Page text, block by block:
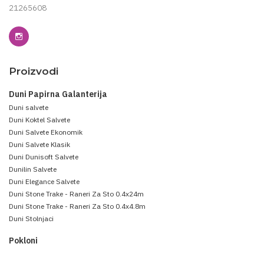
21265608
Proizvodi
Duni Papirna Galanterija
Duni salvete
Duni Koktel Salvete
Duni Salvete Ekonomik
Duni Salvete Klasik
Duni Dunisoft Salvete
Dunilin Salvete
Duni Elegance Salvete
Duni Stone Trake - Raneri Za Sto 0.4x24m
Duni Stone Trake - Raneri Za Sto 0.4x4.8m
Duni Stolnjaci
Pokloni